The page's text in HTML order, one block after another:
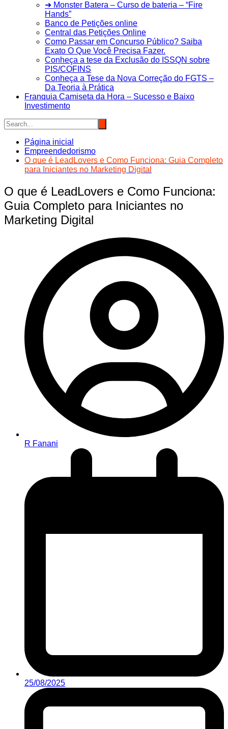
➜ Monster Batera – Curso de bateria – “Fire
Hands”‎
Banco de Petições online
Central das Petições Online
Como Passar em Concurso Público? Saiba
Exato O Que Você Precisa Fazer.
Conheça a tese da Exclusão do ISSQN sobre
PIS/COFINS
Conheça a Tese da Nova Correção do FGTS –
Da Teoria à Prática
Franquia Camiseta da Hora – Sucesso e Baixo
Investimento
Página inicial
Empreendedorismo
O que é LeadLovers e Como Funciona: Guia Completo
para Iniciantes no Marketing Digital
O que é LeadLovers e Como Funciona:
Guia Completo para Iniciantes no
Marketing Digital
R Fanani
25/08/2025